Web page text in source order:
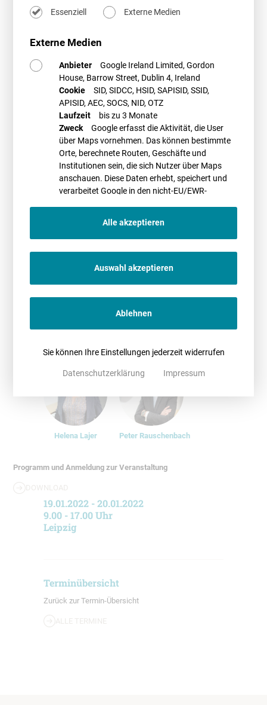
Herzens dazu entschieden, das Windrechtsforum für alle Beteiligten
Das Programm zur Veranstaltung sowie Informationen zur Anmeldung
finden Sie
PROMETHEUS Referent*innen
Christian Falke Dr. Dana Kupke
Dr. Christoph Richter Antje Böhlmann
Dr. Manuela Herms Dr. Peter Sittig-Behm
Helena Lajer Peter Rauschenbach
Programm und Anmeldung zur Veranstaltung
DOWNLOAD
19.01.2022 - 20.01.2022
9.00 - 17.00 Uhr
Leipzig
Terminübersicht
Zurück zur Termin-Übersicht
ALLE TERMINE
Essenziell Externe Medien
Externe Medien
Anbieter
Google Ireland Limited, Gordon
House, Barrow Street, Dublin 4, Ireland
Cookie
SID, SIDCC, HSID, SAPISID, SSID,
APISID, AEC, SOCS, NID, OTZ
Laufzeit
bis zu 3 Monate
Zweck
Google erfasst die Aktivität, die User
über Maps vornehmen. Das können bestimmte
Orte, berechnete Routen, Geschäfte und
Institutionen sein, die sich Nutzer über Maps
anschauen. Diese Daten erhebt, speichert und
verarbeitet Google in den nicht-EU/EWR-
Alle akzeptieren
Auswahl akzeptieren
Ablehnen
Sie können Ihre Einstellungen jederzeit widerrufen
Datenschutzerklärung Impressum